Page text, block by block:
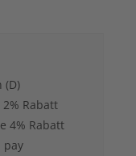
(D)
Rabatt
4% Rabatt
pay